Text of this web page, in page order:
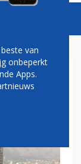
van
onbeperkt
Apps.